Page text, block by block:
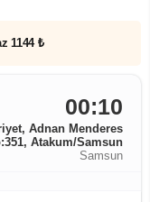
1144 ₺
00:10
Adnan Menderes
Atakum/Samsun
Samsun